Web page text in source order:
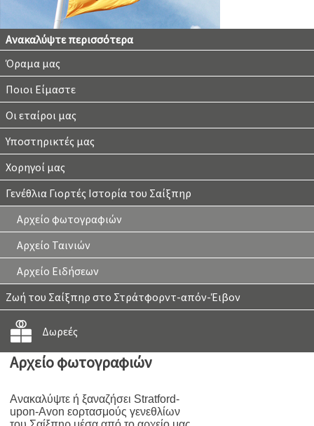
Ανακαλύψτε περισσότερα
Όραμα μας
Ποιοι Είμαστε
Οι εταίροι μας
Υποστηρικτές μας
Χορηγοί μας
Γενέθλια Γιορτές Ιστορία του Σαίξπηρ
Αρχείο φωτογραφιών
Αρχείο Ταινιών
Αρχείο Ειδήσεων
Ζωή του Σαίξπηρ στο Στράτφορντ-απόν-Έιβον
Δωρεές
Αρχείο φωτογραφιών
Ανακαλύψτε ή ξαναζήσει Stratford-
upon-Avon εορτασμούς γενεθλίων